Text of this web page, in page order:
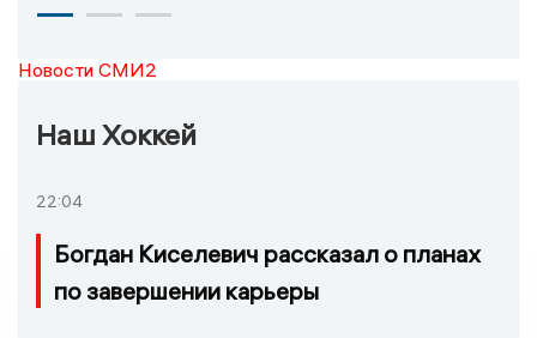
Новости СМИ2
Наш Хоккей
22:04
Богдан Киселевич рассказал о планах
по завершении карьеры